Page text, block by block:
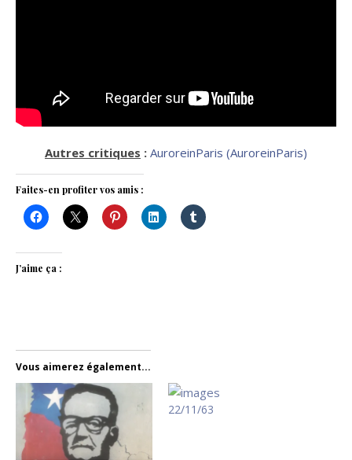
Autres critiques : AuroreinParis (AuroreinParis)
Faites-en profiter vos amis :
J’aime ça :
Vous aimerez également...
22/11/63